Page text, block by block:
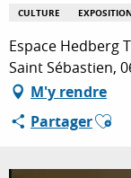
À FAIRE
CULTURE
Espace Hedberg
Saint Sébastien,
M'y rendre
Partager